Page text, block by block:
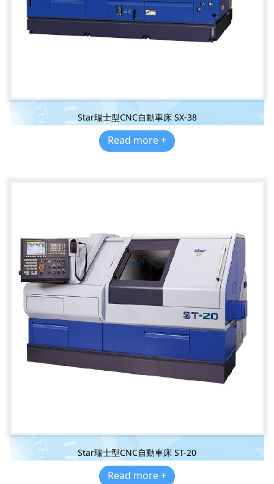
Star瑞士型CNC自動車床 SX-38
Read more +
Star瑞士型CNC自動車床 ST-20
Read more +